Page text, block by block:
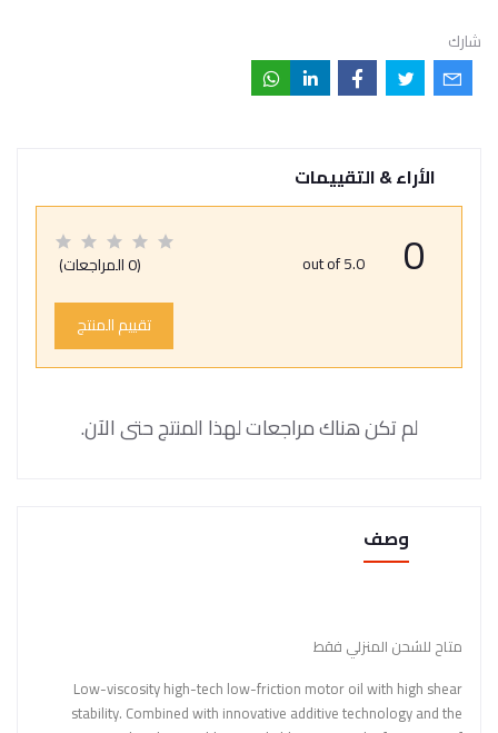
شارك
الأراء & التقييمات
0
out of 5.0 (0 المراجعات)
تقييم المنتج
لم تكن هناك مراجعات لهذا المنتج حتى الآن.
وصف
متاح للشحن المنزلي فقط
Low-viscosity high-tech low-friction motor oil with high shear
stability. Combined with innovative additive technology and the